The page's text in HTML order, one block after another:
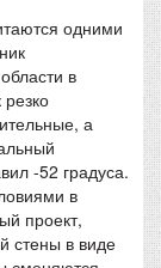
одними
в
а
-52 градуса.
в
проект,
стены в виде